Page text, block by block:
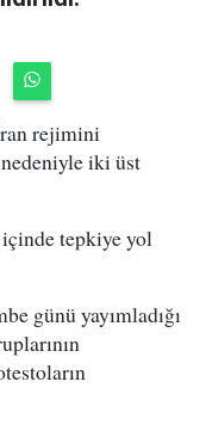
rejimini
iki üst
tepkiye yol
günü yayımladığı